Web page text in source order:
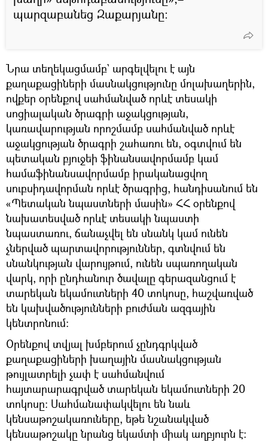
պարզաբանեց Զաքարյանը։
Նրա տեղեկացմամբ` արգելվելու է այն
քաղաքացիների մասնակցությունը մոլախաղերին,
ովքեր օրենքով սահմանված որևէ տեսակի
սոցիալական ծրագրի աջակցության,
կառավարության որոշմամբ սահմանված որևէ
աջակցության ծրագրի շահառու են, օգտվում են
պետական բյուջեի ֆինանսավորմամբ կամ
համաֆինանսավորմամբ իրականացվող
սուբսիդավորման որևէ ծրագրից, հանդիսանում են
«Պետական նպաստների մասին» ՀՀ օրենքով
նախատեսված որևէ տեսակի նպաստի
նպաստառու, ճանաչվել են սնանկ կամ ունեն
չներված պարտավորություններ, գտնվում են
սնանկության վարույթում, ունեն սպառողական
վարկ, որի ընդհանուր ծավալը գերազանցում է
տարեկան եկամուտների 40 տոկոսը, հաշվառված
են կախվածությունների բուժման ազգային
կենտրոնում։
Օրենքով տվյալ խմբերում չընդգրկված
քաղաքացիների խաղային մասնակցության
թույլատրելի չափ է սահմանվում
հայտարարագրված տարեկան եկամուտների 20
տոկոսը։ Սահմանափակվելու են նաև
կենսաթոշակառուները, եթե նշանակված
կենսաթոշակը նրանց եկամտի միակ աղբյուրն է։